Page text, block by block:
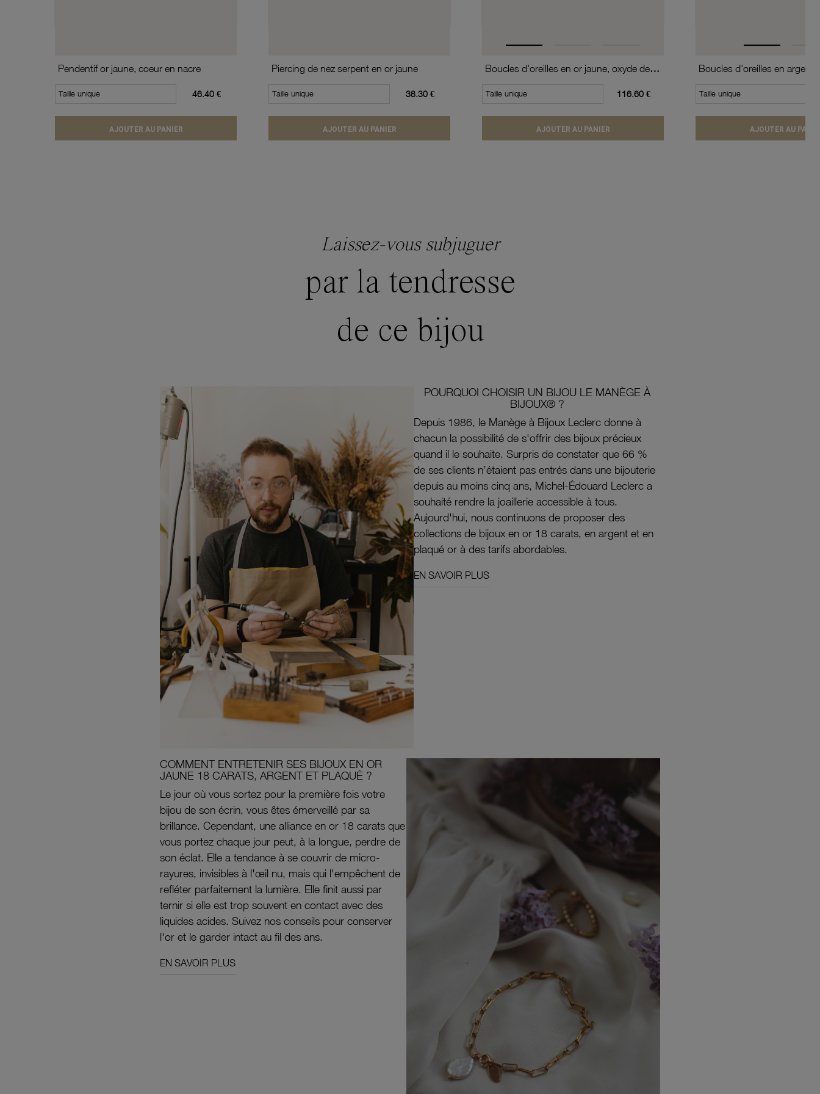
Pendentif or jaune, coeur en nacre
Taille unique 46.40 €
AJOUTER AU PANIER
Piercing de nez serpent en or jaune
Taille unique 38.30 €
AJOUTER AU PANIER
Boucles d'oreilles en or jaune, oxyde de zirconium (moyen modèle).
Taille unique 116.60 €
AJOUTER AU PANIER
Taille unique
AJOUTER AU
Laissez-vous subjuguer
par la tendresse
de ce bijou
POURQUOI CHOISIR UN BIJOU LE MANÈGE À
BIJOUX® ?
Depuis 1986, le Manège à Bijoux Leclerc donne à
chacun la possibilité de s'offrir des bijoux précieux
quand il le souhaite. Surpris de constater que 66 %
de ses clients n’étaient pas entrés dans une bijouterie
depuis au moins cinq ans, Michel-Édouard Leclerc a
souhaité rendre la joaillerie accessible à tous.
Aujourd'hui, nous continuons de proposer des
collections de bijoux en or 18 carats, en argent et en
plaqué or à des tarifs abordables.
EN SAVOIR PLUS
COMMENT ENTRETENIR SES BIJOUX EN OR
JAUNE 18 CARATS, ARGENT ET PLAQUÉ ?
Le jour où vous sortez pour la première fois votre
bijou de son écrin, vous êtes émerveillé par sa
brillance. Cependant, une alliance en or 18 carats que
vous portez chaque jour peut, à la longue, perdre de
son éclat. Elle a tendance à se couvrir de micro-
rayures, invisibles à l'œil nu, mais qui l'empêchent de
refléter parfaitement la lumière. Elle finit aussi par
ternir si elle est trop souvent en contact avec des
liquides acides. Suivez nos conseils pour conserver
l'or et le garder intact au fil des ans.
EN SAVOIR PLUS